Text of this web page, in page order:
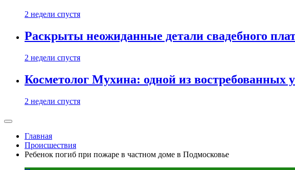
2 недели спустя
Раскрыты неожиданные детали свадебного
2 недели спустя
Косметолог Мухина: одной из востребованных
2 недели спустя
Главная
Происшествия
Ребенок погиб при пожаре в частном доме в Подмосковье